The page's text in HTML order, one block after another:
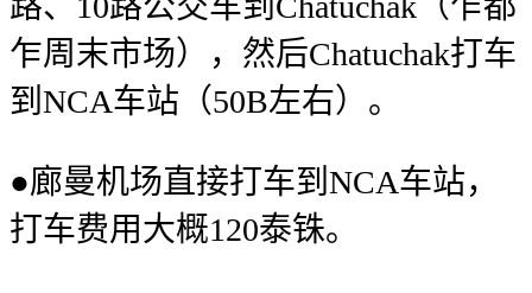
乍周末市场），然后Chatuchak打车
到NCA车站（50B左右）。
●廊曼机场直接打车到NCA车站，
打车费用大概120泰铢。